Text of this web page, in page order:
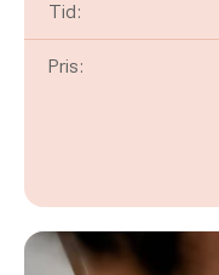
Tid:
Pris: